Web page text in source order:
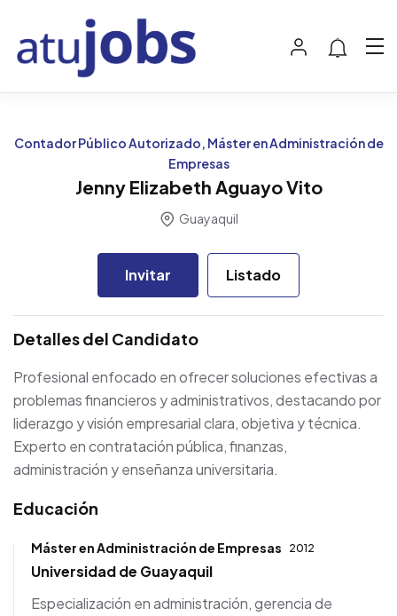
Contador Público Autorizado, Máster en Administración de
Empresas
Jenny Elizabeth Aguayo Vito
Guayaquil
Invitar Listado
Detalles del Candidato
Profesional enfocado en ofrecer soluciones efectivas a
problemas financieros y administrativos, destacando por
liderazgo y visión empresarial clara, objetiva y técnica.
Experto en contratación pública, finanzas,
administración y enseñanza universitaria.
Educación
Máster en Administración de Empresas 2012
Universidad de Guayaquil
Especialización en administración, gerencia de